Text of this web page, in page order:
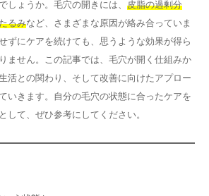
しょうか。毛穴の開きには、 皮脂の過剰分
るみなど、さまざまな原因が絡み合っていま
ずにケアを続けても、思うような効果が得ら
ません。この記事では、毛穴が開く仕組みか
活との関わり、そして改善に向けたアプロー
いきます。自分の毛穴の状態に合ったケアを
して、ぜひ参考にしてください。